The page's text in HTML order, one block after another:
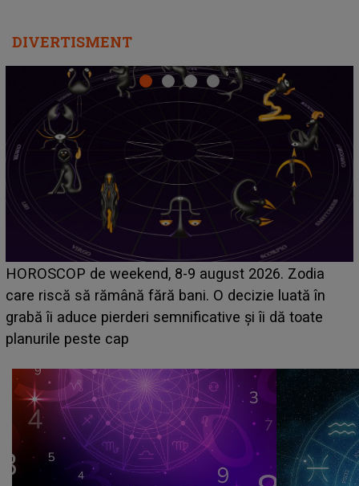
DIVERTISMENT
Emanuel a ținut ACEST DETALIU ASCUNS până
acum! În fața Alexandrei, concurentul din Casa Iubirii
face o MĂRTURISIRE NEAȘTEPTATĂ despre mama
sa: "I-am spus și ei în față, eu nu te iubesc pentru